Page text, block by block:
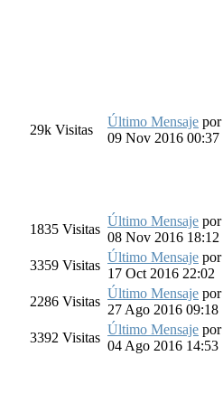
29k Visitas
Último Mensaje por
09 Nov 2016 00:37
1835 Visitas
Último Mensaje por
08 Nov 2016 18:12
3359 Visitas
Último Mensaje por
17 Oct 2016 22:02
2286 Visitas
Último Mensaje por
27 Ago 2016 09:18
3392 Visitas
Último Mensaje por
04 Ago 2016 14:53